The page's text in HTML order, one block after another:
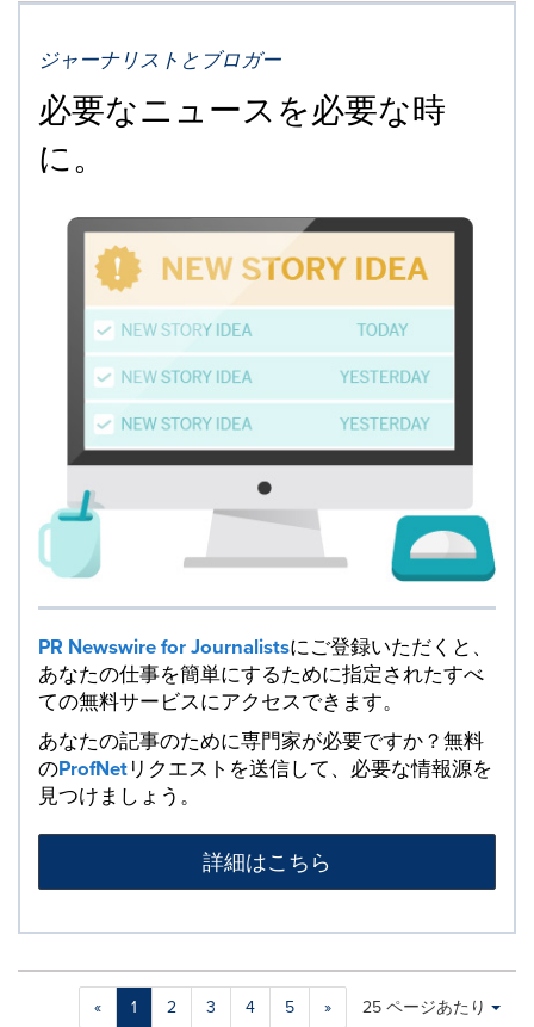
ジャーナリストとブロガー
必要なニュースを必要な時
に。
PR Newswire for Journalistsにご登録いただくと、
あなたの仕事を簡単にするために指定されたすべ
ての無料サービスにアクセスできます。
あなたの記事のために専門家が必要ですか？無料
のProfNetリクエストを送信して、必要な情報源を
見つけましょう。
詳細はこちら
« 1 2 3 4 5 »
Making
Items per page:
25 ページあたり